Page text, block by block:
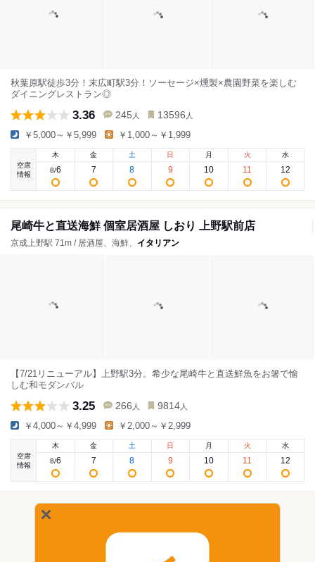
秋葉原駅徒歩3分！末広町駅3分！ソーセージ×燻製×農園野菜を楽しむ
ダイニングレストラン◎
3.36 245 人 13596 人
￥5,000～￥5,999 ￥1,000～￥1,999
空席
情報
木
8/6
金
7
土
8
日
9
月
10
火
11
水
12
尾崎牛と直送海鮮 個室居酒屋 しおり 上野駅前店
京成上野駅 71m / 居酒屋、海鮮、 イタリアン
【7/21リニューアル】上野駅3分。希少な尾崎牛と直送鮮魚をお箸で愉
しむ和モダンバル
3.25 266 人 9814 人
￥4,000～￥4,999 ￥2,000～￥2,999
空席
情報
木
8/6
金
7
土
8
日
9
月
10
火
11
水
12